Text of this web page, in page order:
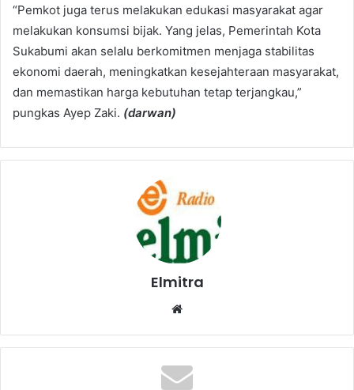
“Pemkot juga terus melakukan edukasi masyarakat agar
melakukan konsumsi bijak. Yang jelas, Pemerintah Kota
Sukabumi akan selalu berkomitmen menjaga stabilitas
ekonomi daerah, meningkatkan kesejahteraan masyarakat,
dan memastikan harga kebutuhan tetap terjangkau,”
pungkas Ayep Zaki. (darwan)
Elmitra
Website